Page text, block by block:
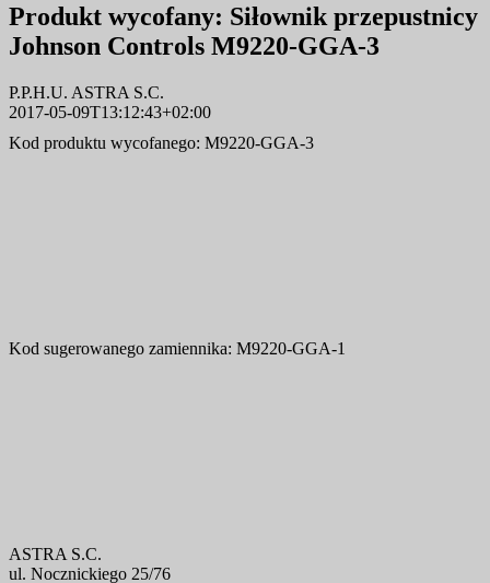
Produkt wycofany: Siłownik przepustnicy
Johnson Controls M9220-GGA-3
P.P.H.U. ASTRA S.C.
2017-05-09T13:12:43+02:00
Kod produktu wycofanego: M9220-GGA-3
Kod sugerowanego zamiennika: M9220-GGA-1
ASTRA S.C.
ul. Nocznickiego 25/76